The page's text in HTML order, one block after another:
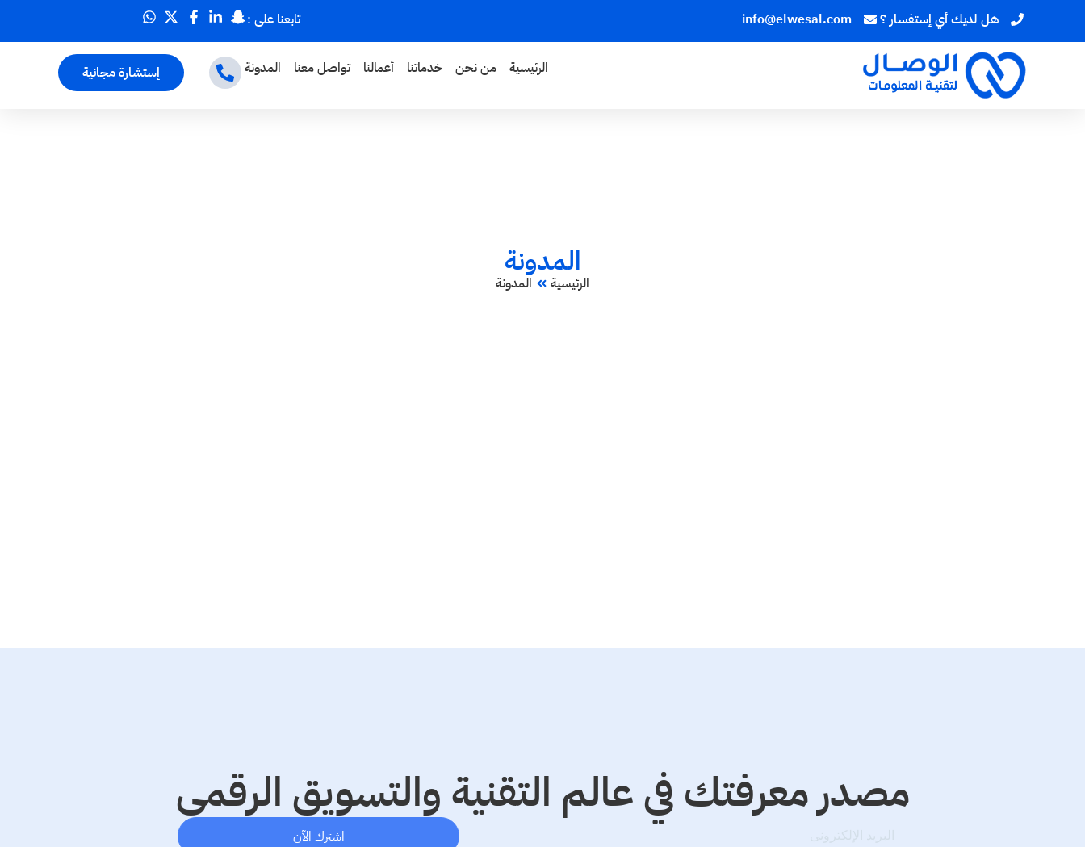
هل لديك أي إستفسار ؟ info@elwesal.com تابعنا على :
الرئيسية من نحن خدماتنا أعمالنا تواصل معنا المدونة إستشارة مجانية
المدونة
الرئيسية المدونة
مصدر معرفتك في عالم التقنية والتسويق الرقمي
اشترك الآن